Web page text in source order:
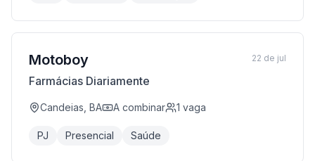
Motoboy
Farmácias Diariamente
Candeias, BA A combinar 1 vaga
PJ Presencial Saúde
22 de jul